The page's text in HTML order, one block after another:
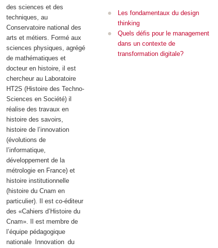
des sciences et des
techniques, au
Conservatoire national des
arts et métiers. Formé aux
sciences physiques, agrégé
de mathématiques et
docteur en histoire, il est
chercheur au Laboratoire
HT2S (Histoire des Techno-
Sciences en Société) il
réalise des travaux en
histoire des savoirs,
histoire de l’innovation
(évolutions de
l’informatique,
développement de la
métrologie en France) et
histoire institutionnelle
(histoire du Cnam en
particulier). Il est co-éditeur
des «Cahiers d’Histoire du
Cnam». Il est membre de
l’équipe pédagogique
nationale Innovation du
Les fondamentaux du design
thinking
Quels défis pour le management
dans un contexte de
transformation digitale?